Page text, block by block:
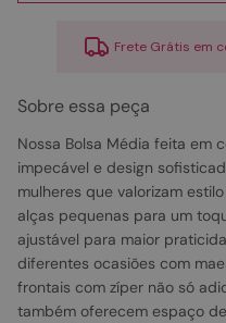
Frete Grátis em
Sobre essa peça
Nossa Bolsa Média feita em
impecável e design
mulheres que valorizam
alças pequenas para um
ajustável para maior
diferentes ocasiões com
frontais com zíper não só
também oferecem espaço